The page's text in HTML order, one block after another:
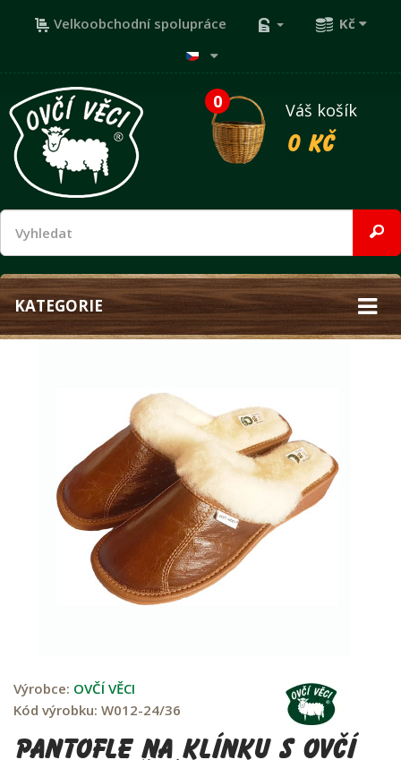
Velkoobchodní spolupráce Kč
0
Váš košík
0 Kč
KATEGORIE
Výrobce: OVČÍ VĚCI
Kód výrobku: W012-24/36
Pantofle na klínku s ovčí